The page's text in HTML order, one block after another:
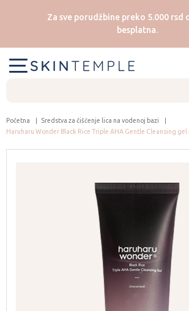
Za sve porudžbine preko 5.000 rsd
besplatna.
Početna
Sredstva za čišćenje lica na vodenoj bazi
Haruharu Wonder Black Rice Triple AHA Gentle Cleansing gel